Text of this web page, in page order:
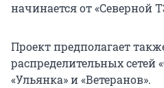
начинается от «Северной
Проект предполагает
распределительных сетей
«Ульянка» и «Ветеранов».